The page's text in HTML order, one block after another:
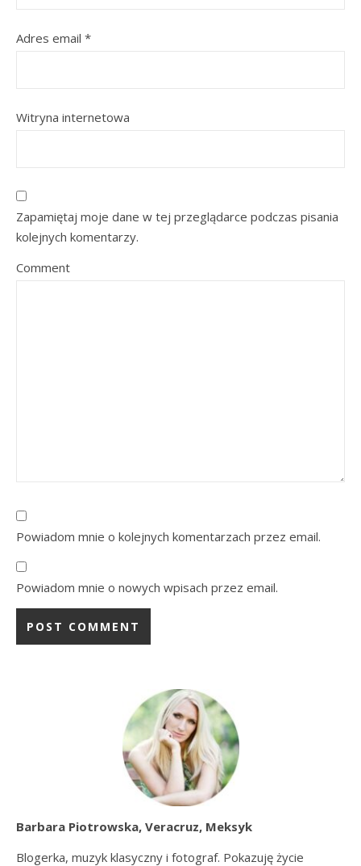
Adres email *
Witryna internetowa
Zapamiętaj moje dane w tej przeglądarce podczas pisania
kolejnych komentarzy.
Comment
Powiadom mnie o kolejnych komentarzach przez email.
Powiadom mnie o nowych wpisach przez email.
Barbara Piotrowska, Veracruz, Meksyk
Blogerka, muzyk klasyczny i fotograf. Pokazuję życie